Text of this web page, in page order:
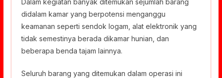
Dalam kegiatan banyak ditemukan sejumlah barang
didalam kamar yang berpotensi menganggu
keamanan seperti sendok logam, alat elektronik yang
tidak semestinya berada dikamar hunian, dan
beberapa benda tajam lainnya.
Seluruh barang yang ditemukan dalam operasi ini